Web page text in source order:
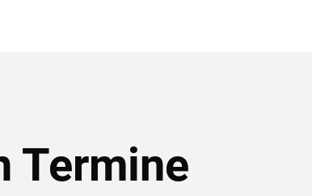
Termine